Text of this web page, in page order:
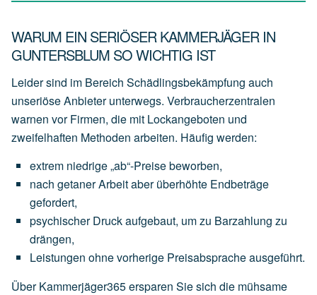
WARUM EIN SERIÖSER KAMMERJÄGER IN
GUNTERSBLUM SO WICHTIG IST
Leider sind im Bereich Schädlingsbekämpfung auch
unseriöse Anbieter unterwegs. Verbraucherzentralen
warnen vor Firmen, die mit Lockangeboten und
zweifelhaften Methoden arbeiten. Häufig werden:
extrem niedrige„ab“-Preisebeworben,
nach getanerArbeitaber überhöhte Endbeträge
gefordert,
psychischer Druckaufgebaut, umzu Barzahlung zu
drängen,
Leistungen ohnevorherige Preisabspracheausgeführt.
Über Kammerjäger365 ersparen Sie sich die mühsame